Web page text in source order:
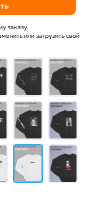
заказу.
или загрузить свой